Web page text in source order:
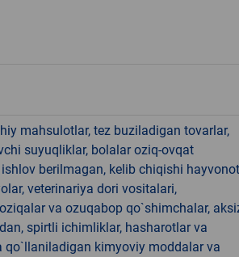
mahsulotlar, tez buziladigan tovarlar,
suyuqliklar, bolalar oziq-ovqat
berilmagan, kelib chiqishi
veterinariya dori vositalari,
va ozuqabop qo`shimchalar,
spirtli ichimliklar, hasharotlar va
kimyoviy moddalar va